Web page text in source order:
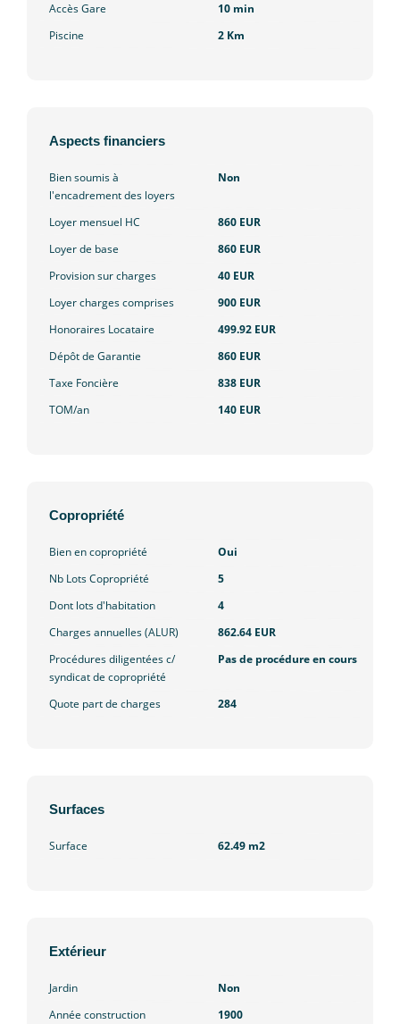
Accès Gare
10 min
Piscine
2 Km
Aspects financiers
Bien soumis à
l'encadrement des loyers
Non
Loyer mensuel HC
860 EUR
Loyer de base
860 EUR
Provision sur charges
40 EUR
Loyer charges comprises
900 EUR
Honoraires Locataire
499.92 EUR
Dépôt de Garantie
860 EUR
Taxe Foncière
838 EUR
TOM/an
140 EUR
Copropriété
Bien en copropriété
Oui
Nb Lots Copropriété
5
Dont lots d'habitation
4
Charges annuelles (ALUR)
862.64 EUR
Procédures diligentées c/
syndicat de copropriété
Pas de procédure en cours
Quote part de charges 284
Surfaces
Surface 62.49 m2
Extérieur
Jardin
Non
Année construction
1900